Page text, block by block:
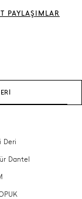
PAYLAŞIMLAR
Deri
Dantel